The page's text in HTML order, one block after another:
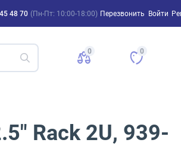
48 70 (Пн-Пт: 10:00-18:00) Перезвонить Войти
0 0
Rack 2U, 939-